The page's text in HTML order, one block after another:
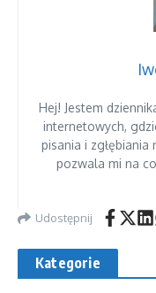
Hej! Jestem
internetowych,
pisania i
pozwala mi na
Udostępnij
Kategorie